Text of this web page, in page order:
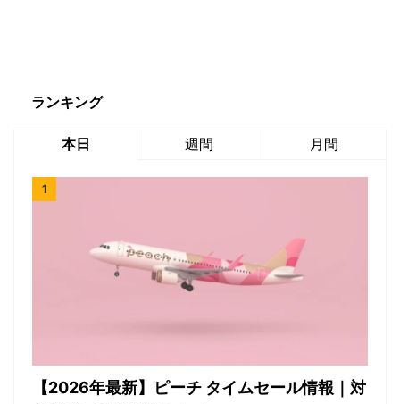
ランキング
本日 週間 月間
【2026年最新】ピーチ タイムセール情報｜対